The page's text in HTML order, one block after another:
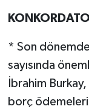
KONKORDATO
* Son
sayısında
İbrahim
borç